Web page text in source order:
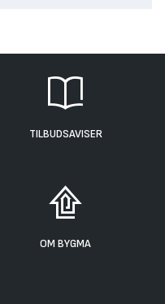
TILBUDSAVISER
OM BYGMA